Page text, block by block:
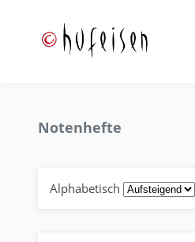
Notenhefte
Alphabetisch